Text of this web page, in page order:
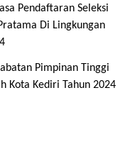
Pendaftaran Seleksi
Di Lingkungan
Pimpinan Tinggi
Kota Kediri Tahun 2024